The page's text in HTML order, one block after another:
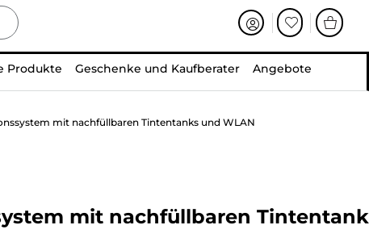
Produkte Geschenke und Kaufberater Angebote
mit nachfüllbaren Tintentanks und WLAN
mit nachfüllbaren